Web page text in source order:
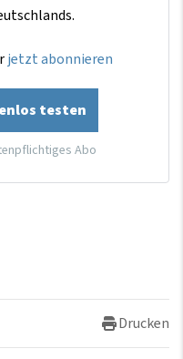
jetzt abonnieren
testen
Abo
Drucken